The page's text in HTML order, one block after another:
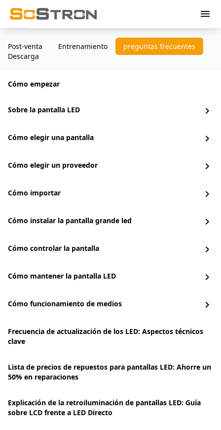
menu
Post-venta Entrenamiento
preguntas frecuentes
Descarga
Cómo empezar
Sobre la pantalla LED chevron_right
Cómo elegir una pantalla chevron_right
Cómo elegir un proveedor chevron_right
Cómo importar chevron_right
Cómo instalar la pantalla grande led chevron_right
Cómo controlar la pantalla chevron_right
Cómo mantener la pantalla LED chevron_right
Cómo funcionamiento de medios chevron_right
Frecuencia de actualización de los LED: Aspectos técnicos
clave
Lista de precios de repuestos para pantallas LED: Ahorre un
50% en reparaciones
Explicación de la retroiluminación de pantallas LED: Guía
sobre LCD frente a LED Directo